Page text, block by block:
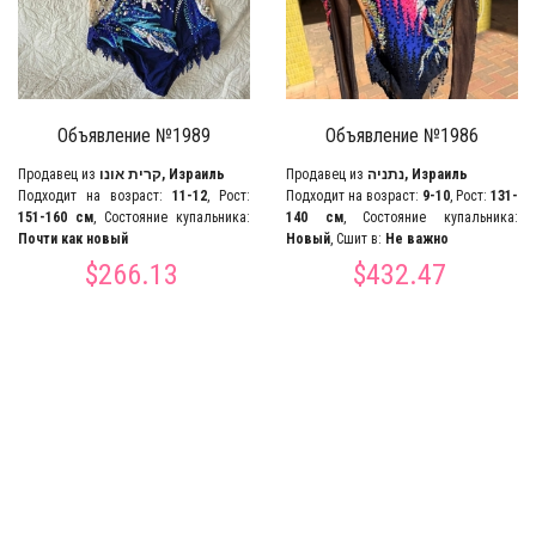
Объявление №1989
Продавец из
קרית אונו, Израиль
Подходит на возраст: 11-12, Рост:
151-160 см, Состояние купальника:
Почти как новый
$266.13
Объявление №1986
Продавец из
נתניה, Израиль
Подходит на возраст: 9-10, Рост: 131-
140 см, Состояние купальника:
Новый, Сшит в: Не важно
$432.47